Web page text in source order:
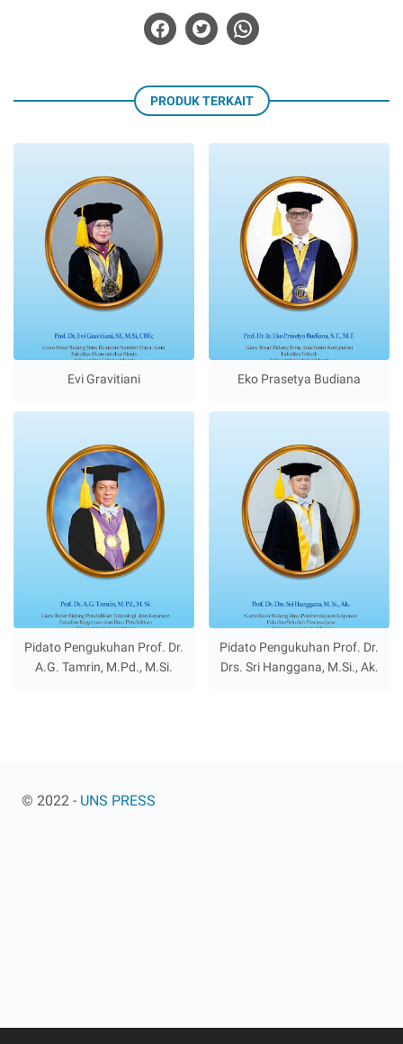
PRODUK TERKAIT
Evi Gravitiani Eko Prasetya Budiana
Pidato Pengukuhan Prof. Dr.
A.G. Tamrin, M.Pd., M.Si.
Pidato Pengukuhan Prof. Dr.
Drs. Sri Hanggana, M.Si., Ak.
© 2022 - UNS PRESS